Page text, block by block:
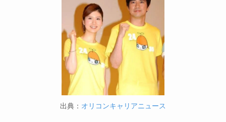
出典： オリコンキャリアニュース